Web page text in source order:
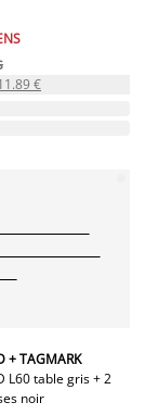
€
+ TAGMARK
L60 table gris + 2
noir